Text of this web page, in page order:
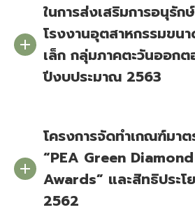
ในการส่งเสริมการอนุรัก
โรงงานอุตสาหกรรมขน
เล็ก กลุ่มภาคตะวันออก
ปีงบประมาณ 2563
โครงการจัดทำเกณฑ์มาต
“PEA Green
Awards” และสิทธิประ
2562